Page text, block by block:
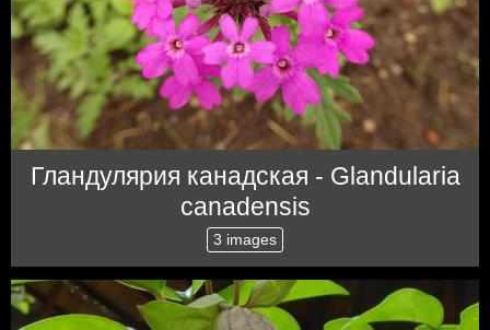
Гландулярия канадская - Glandularia
canadensis
3 images